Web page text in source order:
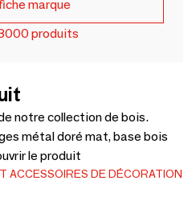
marque
produits
notre collection de bois.
métal doré mat, base bois
le produit
ACCESSOIRES DE DÉCORATION